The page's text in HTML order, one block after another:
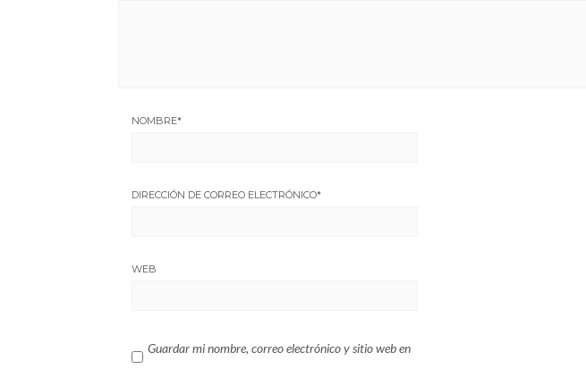
NOMBRE*
DIRECCIÓN DE CORREO ELECTRÓNICO*
WEB
Guardar mi nombre, correo electrónico y sitio web en